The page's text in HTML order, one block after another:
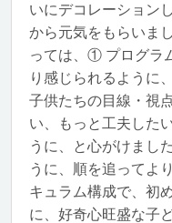
いにデコレーション
から元気をもらいま
っては、① プログラ
り感じられるように
子供たちの目線・視
い、もっと工夫した
うに、と心がけまし
うに、順を追ってよ
キュラム構成で、初
に、好奇心旺盛な子